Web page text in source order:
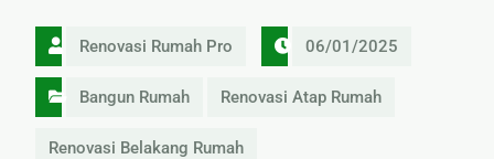
Renovasi Rumah Pro 06/01/2025
Bangun Rumah Renovasi Atap Rumah
Renovasi Belakang Rumah